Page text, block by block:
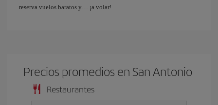
reserva vuelos baratos y… ¡a volar!
Precios promedios en San Antonio
Restaurantes